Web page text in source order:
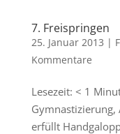
7. Freispringen
25. Januar 2013 |
Kommentare
Lesezeit: < 1
erfüllt